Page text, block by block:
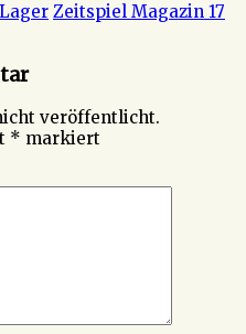
Zeitspiel Magazin 17
veröffentlicht.
* markiert